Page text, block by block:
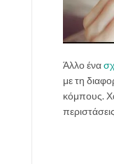
Άλλο ένα
με τη
κόμπους.